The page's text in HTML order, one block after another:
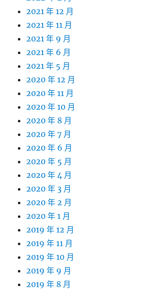
2021 年 12 月
2021 年 11 月
2021 年 9 月
2021 年 6 月
2021 年 5 月
2020 年 12 月
2020 年 11 月
2020 年 10 月
2020 年 8 月
2020 年 7 月
2020 年 6 月
2020 年 5 月
2020 年 4 月
2020 年 3 月
2020 年 2 月
2020 年 1 月
2019 年 12 月
2019 年 11 月
2019 年 10 月
2019 年 9 月
2019 年 8 月